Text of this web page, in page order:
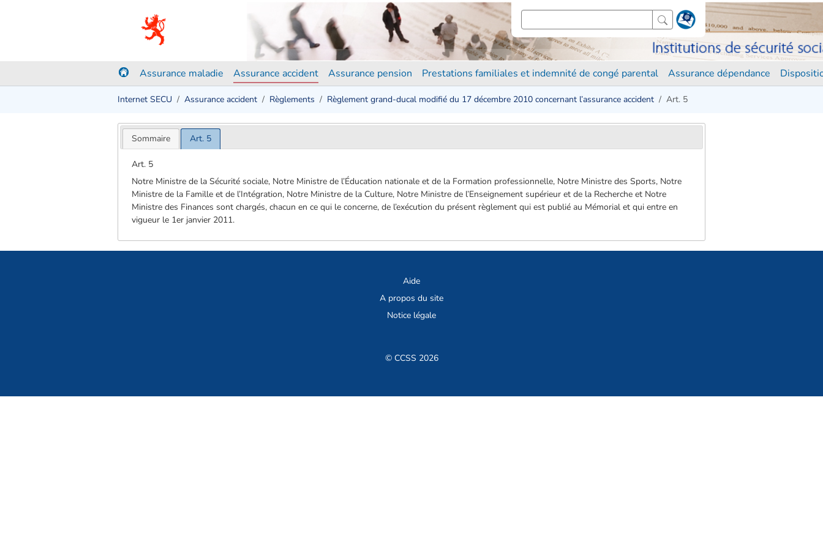
Assurance maladie Assurance accident Assurance pension Prestations familiales et indemnité de congé parental Assurance dépendance
Internet SECU Assurance accident Règlements Règlement grand-ducal modifié du 17 décembre 2010 concernant l’assurance accident Art. 5
Sommaire Art. 5
Art. 5
Notre Ministre de la Sécurité sociale, Notre Ministre de l’Éducation nationale et de la Formation professionnelle, Notre Ministre des Sports, Notre
Ministre de la Famille et de l’Intégration, Notre Ministre de la Culture, Notre Ministre de l’Enseignement supérieur et de la Recherche et Notre
Ministre des Finances sont chargés, chacun en ce qui le concerne, de l’exécution du présent règlement qui est publié au Mémorial et qui entre en
vigueur le 1er janvier 2011.
Aide
A propos du site
Notice légale
© CCSS 2026